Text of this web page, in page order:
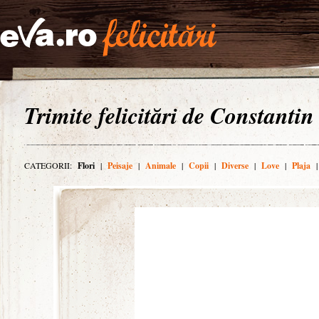
Trimite felicitări de
CATEGORII: Flori | Peisaje | Animale | Copii | Diverse | Love | Plaja |